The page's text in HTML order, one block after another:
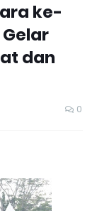
ke-
dan
0